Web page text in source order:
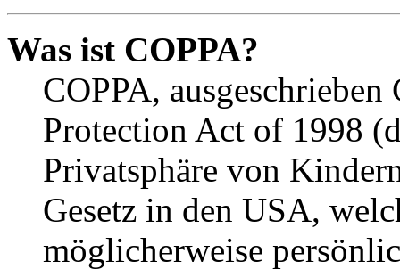
Was ist COPPA?
COPPA,
Protection Act of 1998
Privatsphäre von
Gesetz in den USA,
möglicherweise